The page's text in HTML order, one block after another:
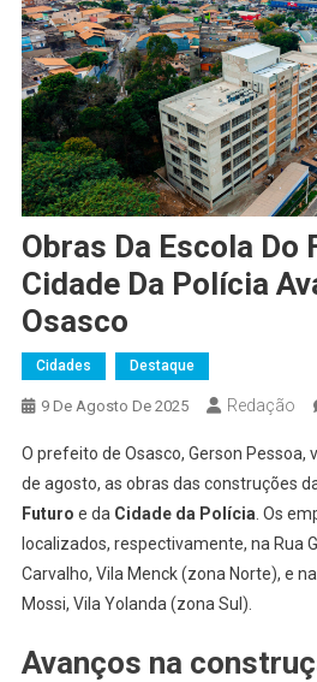
Obras Da Escola Do
Cidade Da Polícia
Osasco
Cidades Destaque
9 De Agosto De 2025 Redação
O prefeito de Osasco, Gerson Pessoa,
de agosto, as obras das construções
Futuro e da Cidade da Polícia . Os
localizados, respectivamente, na Rua
Carvalho, Vila Menck (zona Norte), e
Mossi, Vila Yolanda (zona Sul).
Avanços na